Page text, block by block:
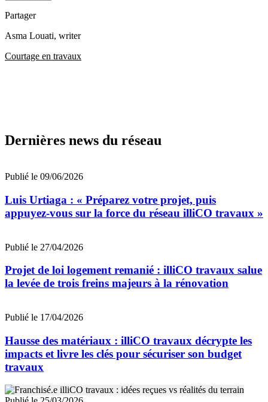
Partager
Asma Louati, writer
Courtage en travaux
Dernières news du réseau
Publié le 09/06/2026
Luis Urtiaga : « Préparez votre projet, puis
appuyez-vous sur la force du réseau illiCO travaux »
Publié le 27/04/2026
Projet de loi logement remanié : illiCO travaux salue
la levée de trois freins majeurs à la rénovation
Publié le 17/04/2026
Hausse des matériaux : illiCO travaux décrypte les
impacts et livre les clés pour sécuriser son budget
travaux